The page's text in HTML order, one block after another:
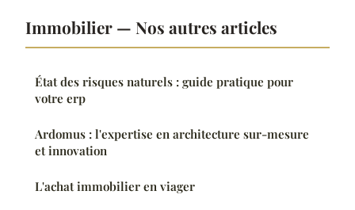
Immobilier — Nos autres articles
État des risques naturels : guide pratique pour
votre erp
Ardomus : l'expertise en architecture sur-mesure
et innovation
L'achat immobilier en viager